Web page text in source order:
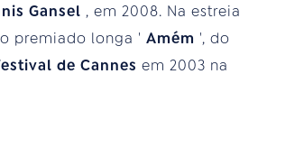
Gansel , em 2008. Na estreia
premiado longa ' Amém ', do
de Cannes em 2003 na